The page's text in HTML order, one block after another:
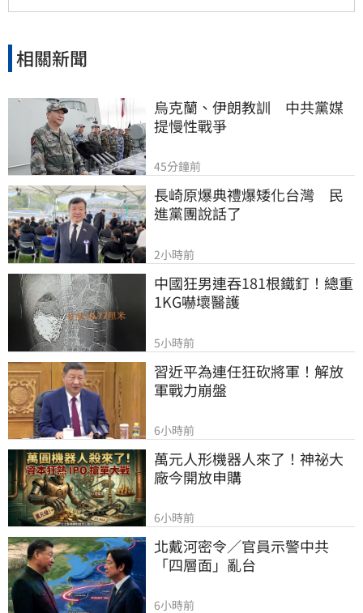
相關新聞
烏克蘭、伊朗教訓　中共黨媒
提慢性戰爭
45分鐘前
長崎原爆典禮爆矮化台灣　民
進黨團說話了
2小時前
中國狂男連吞181根鐵釘！總重
1KG嚇壞醫護
5小時前
習近平為連任狂砍將軍！解放
軍戰力崩盤
6小時前
萬元人形機器人來了！神祕大
廠今開放申購
6小時前
北戴河密令／官員示警中共
「四層面」亂台
6小時前